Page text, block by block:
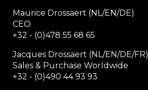
Maurice Drossaert (NL/EN/DE)
CEO
+32 - (0)478 55 68 65
Jacques Drossaert (NL/EN/DE/FR)
Sales & Purchase Worldwide
+32 - (0)490 44 93 93